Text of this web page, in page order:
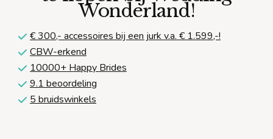
Wonderland!
€ 300,- accessoires bij een jurk v.a. € 1.599,-!
CBW-erkend
10000+ Happy Brides
9.1 beoordeling
5 bruidswinkels